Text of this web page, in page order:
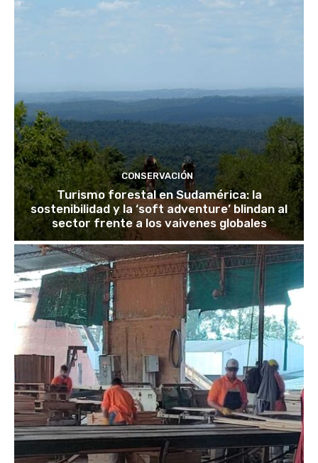
CONSERVACIÓN
Turismo forestal en Sudamérica: la
sostenibilidad y la ‘soft adventure’ blindan al
sector frente a los vaivenes globales